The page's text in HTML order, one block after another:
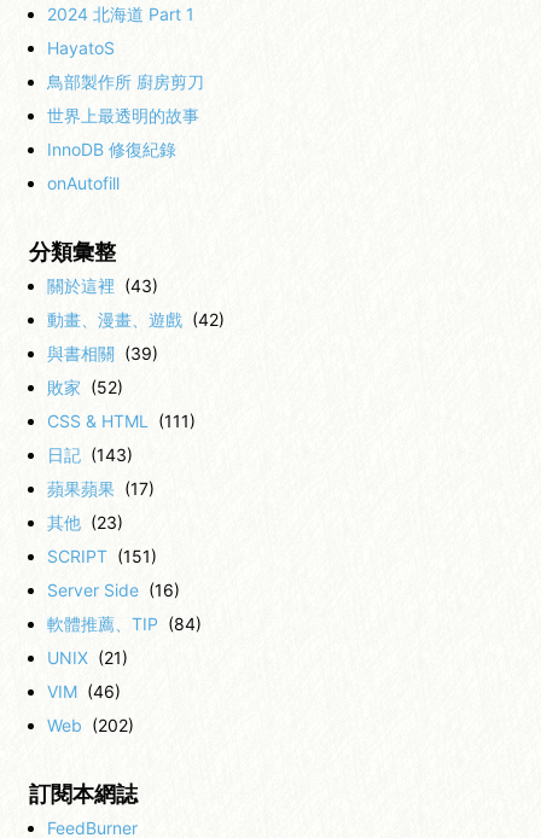
2024 北海道 Part 1
HayatoS
鳥部製作所 廚房剪刀
世界上最透明的故事
InnoDB 修復紀錄
onAutofill
分類彙整
關於這裡 (43)
動畫、漫畫、遊戲 (42)
與書相關 (39)
敗家 (52)
CSS & HTML
(111)
日記 (143)
蘋果蘋果 (17)
其他 (23)
SCRIPT (151)
Server Side (16)
軟體推薦、TIP (84)
UNIX (21)
VIM (46)
Web (202)
訂閱本網誌
FeedBurner